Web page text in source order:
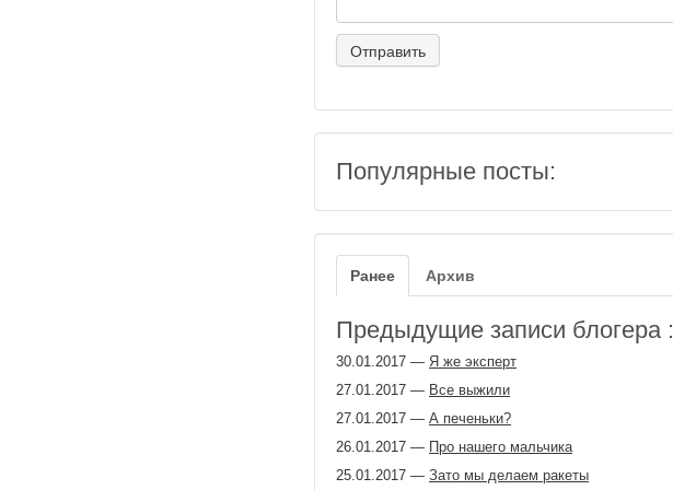
Популярные посты:
Ранее Архив
Предыдущие записи блогера :
30.01.2017 — Я же эксперт
27.01.2017 — Все выжили
27.01.2017 — А печеньки?
26.01.2017 — Про нашего мальчика
25.01.2017 — Зато мы делаем ракеты